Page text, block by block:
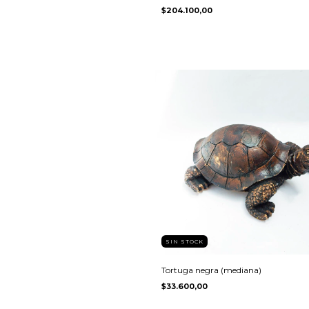
$204.100,00
SIN STOCK
Tortuga negra (mediana)
$33.600,00